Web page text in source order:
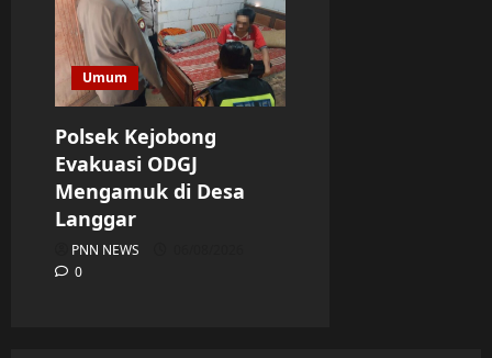
Umum
Polsek Kejobong
Evakuasi ODGJ
Mengamuk di Desa
Langgar
PNN NEWS
0